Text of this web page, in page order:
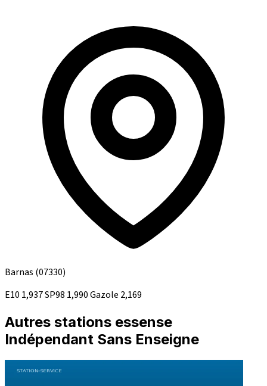
Barnas (07330)
E10 1,937SP98 1,990Gazole 2,169
Autres stations essense
Indépendant Sans Enseigne